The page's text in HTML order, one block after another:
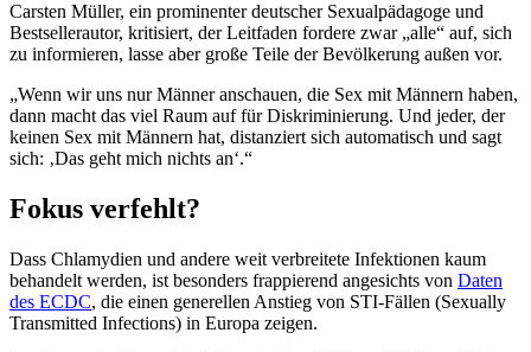
Carsten Müller, ein prominenter deutscher Sexualpädagoge und
Bestsellerautor, kritisiert, der Leitfaden fordere zwar „alle“ auf, sich
zu informieren, lasse aber große Teile der Bevölkerung außen vor.
„Wenn wir uns nur Männer anschauen, die Sex mit Männern haben,
dann macht das viel Raum auf für Diskriminierung. Und jeder, der
keinen Sex mit Männern hat, distanziert sich automatisch und sagt
sich: ‚Das geht mich nichts an‘.“
Fokus verfehlt?
Dass Chlamydien und andere weit verbreitete Infektionen kaum
behandelt werden, ist besonders frappierend angesichts von Daten
des ECDC, die einen generellen Anstieg von STI-Fällen (Sexually
Transmitted Infections) in Europa zeigen.